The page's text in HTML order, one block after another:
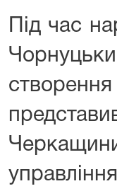
Під час
створення